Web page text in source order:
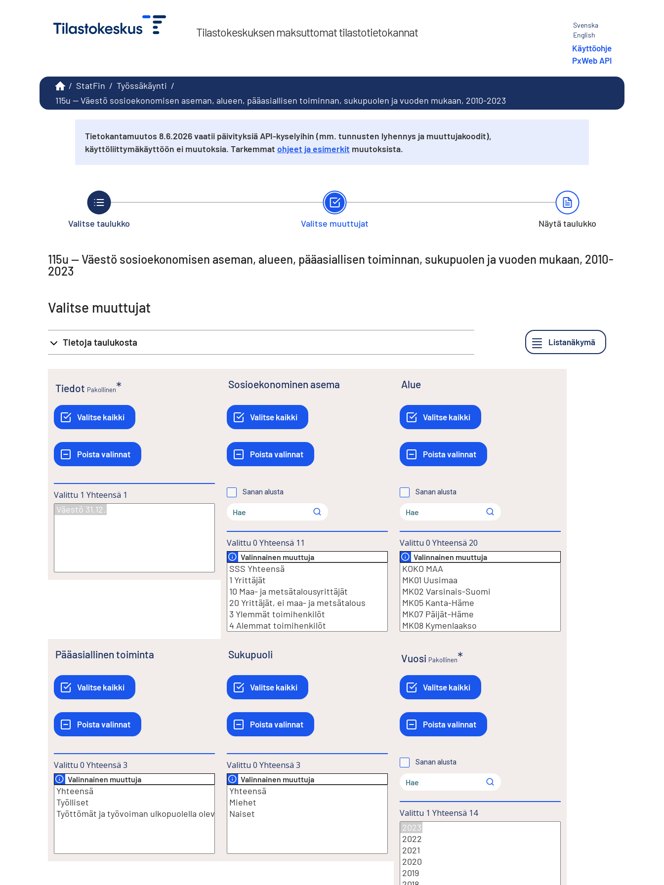
Tilastokeskuksen maksuttomat tilastotietokannat
Svenska
English
Käyttöohje
PxWeb API
/ StatFin / Työssäkäynti /
115u -- Väestö sosioekonomisen aseman, alueen, pääasiallisen toiminnan, sukupuolen ja vuoden mukaan, 2010-2023
Tietokantamuutos 8.6.2026 vaatii päivityksiä API-kyselyihin (mm. tunnusten lyhennys ja muuttujakoodit),
käyttöliittymäkäyttöön ei muutoksia. Tarkemmat ohjeet ja esimerkit muutoksista.
Valitse taulukko Valitse muuttujat Näytä taulukko
115u -- Väestö sosioekonomisen aseman, alueen, pääasiallisen toiminnan, sukupuolen ja vuoden mukaan, 2010-
2023
Valitse muuttujat
Tietoja taulukosta
Tiedot Pakollinen
Valittu 1 Yhteensä 1
Sosioekonominen asema
Sanan alusta
Valittu 0 Yhteensä 11
Valinnainen muuttuja
Alue
Sanan alusta
Valittu 0 Yhteensä 20
Valinnainen muuttuja
Pääasiallinen toiminta
Valittu 0 Yhteensä 3
Valinnainen muuttuja
Sukupuoli
Valittu 0 Yhteensä 3
Valinnainen muuttuja
Vuosi Pakollinen
Sanan alusta
Valittu 1 Yhteensä 14